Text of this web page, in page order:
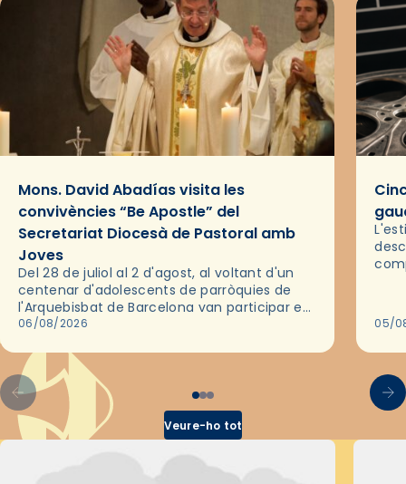
Mons. David Abadías visita les
convivències “Be Apostle” del
Secretariat Diocesà de Pastoral amb
Joves
Del 28 de juliol al 2 d'agost, al voltant d'un
centenar d'adolescents de parròquies de
l'Arquebisbat de Barcelona van participar en
les convivències Be Apostle, organitzades
06/08/2026 05/
Veure-ho tot